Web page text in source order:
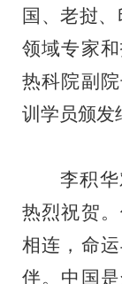
国、老挝
领域专家
热科院副
训学员颁发
李积
热烈祝贺
相连， 命
伴。中国